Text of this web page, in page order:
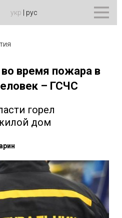
укр рус
время пожара в
– ГСЧС
горел
дом